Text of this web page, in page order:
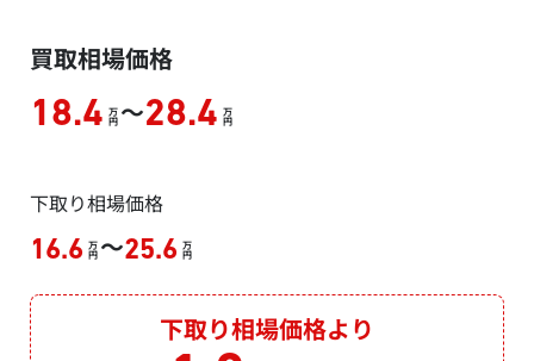
買取相場価格
18.4 万
円 ～28.4 万
円
下取り相場価格
16.6 万
円 ～25.6 万
円
下取り相場価格より